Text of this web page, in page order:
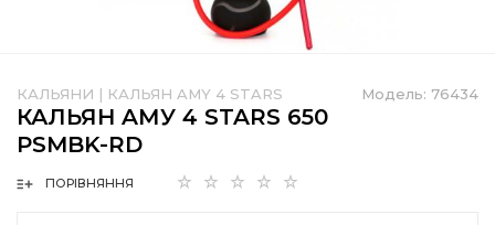
Модель: 76434
КАЛЬЯНИ | КАЛЬЯН AMY 4 STARS
КАЛЬЯН AМУ 4 STARS 650
PSMBK-RD
ПОРІВНЯННЯ